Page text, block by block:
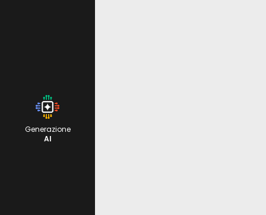
Generazione
AI